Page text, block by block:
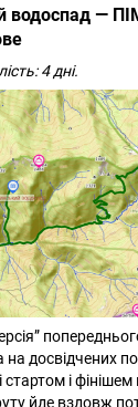
водоспад —
4 дні.
досвідчених
і фінішем
йде вздовж